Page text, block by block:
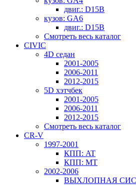
двиг.: D15B
кузов: GA6
двиг.: D15B
Смотреть весь каталог
CIVIC
4D седан
2001-2005
2006-2011
2012-2015
5D хэтчбек
2001-2005
2006-2011
2012-2015
Смотреть весь каталог
CR-V
1997-2001
КПП: AT
КПП: MT
2002-2006
ВЫХЛОПНАЯ